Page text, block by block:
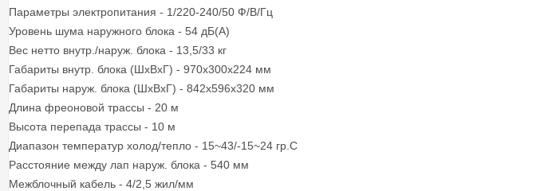
Параметры электропитания - 1/220-240/50 Ф/В/Гц
Уровень шума наружного блока - 54 дБ(А)
Вес нетто внутр./наруж. блока - 13,5/33 кг
Габариты внутр. блока (ШхВхГ) - 970х300х224 мм
Габариты наруж. блока (ШхВхГ) - 842х596х320 мм
Длина фреоновой трассы - 20 м
Высота перепада трассы - 10 м
Диапазон температур холод/тепло - 15~43/-15~24 гр.С
Расстояние между лап наруж. блока - 540 мм
Межблочный кабель - 4/2,5 жил/мм